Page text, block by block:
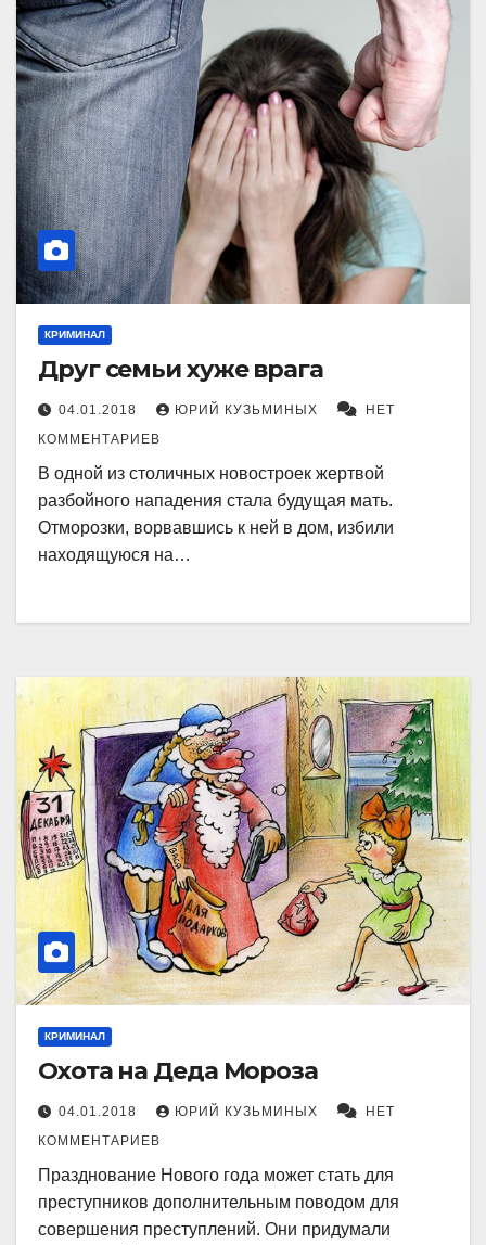
КРИМИНАЛ
Друг семьи хуже врага
04.01.2018 ЮРИЙ КУЗЬМИНЫХ
НЕТ
КОММЕНТАРИЕВ
В одной из столичных новостроек жертвой
разбойного нападения стала будущая мать.
Отморозки, ворвавшись к ней в дом, избили
находящуюся на…
КРИМИНАЛ
Охота на Деда Мороза
04.01.2018 ЮРИЙ КУЗЬМИНЫХ
НЕТ
КОММЕНТАРИЕВ
Празднование Нового года может стать для
преступников дополнительным поводом для
совершения преступлений. Они придумали